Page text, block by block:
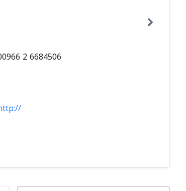
2 6684506